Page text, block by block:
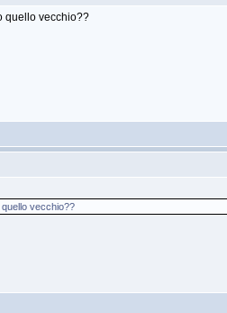
quello vecchio??
vecchio??